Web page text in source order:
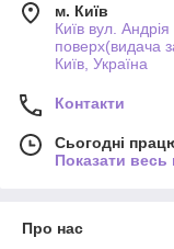
м. Київ
Київ вул.
поверх(видача
Київ, Україна
Контакти
Сьогодні
Показати весь
Про нас